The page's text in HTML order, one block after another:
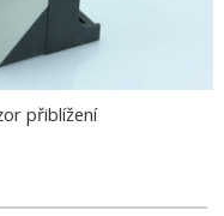
přiblížení